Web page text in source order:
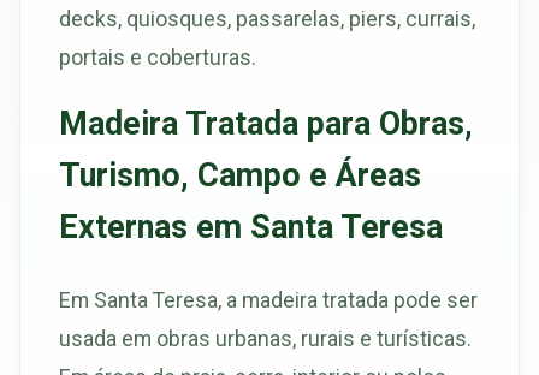
decks, quiosques, passarelas, piers, currais,
portais e coberturas.
Madeira Tratada para Obras,
Turismo, Campo e Áreas
Externas em Santa Teresa
Em Santa Teresa, a madeira tratada pode ser
usada em obras urbanas, rurais e turísticas.